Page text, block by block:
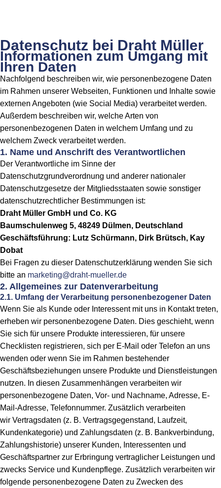
Datenschutz bei Draht Müller
Informationen zum Umgang mit
Ihren Daten
Nachfolgend beschreiben wir, wie personenbezogene Daten
im Rahmen unserer Webseiten, Funktionen und Inhalte sowie
externen Angeboten (wie Social Media) verarbeitet werden.
Außerdem beschreiben wir, welche Arten von
personenbezogenen Daten in welchem Umfang und zu
welchem Zweck verarbeitet werden.
1. Name und Anschrift des Verantwortlichen
Der Verantwortliche im Sinne der
Datenschutzgrundverordnung und anderer nationaler
Datenschutzgesetze der Mitgliedsstaaten sowie sonstiger
datenschutzrechtlicher Bestimmungen ist:
Draht Müller GmbH und Co. KG
Baumschulenweg 5, 48249 Dülmen, Deutschland
Geschäftsführung: Lutz Schürmann, Dirk Brütsch, Kay
Dobat
Bei Fragen zu dieser Datenschutzerklärung wenden Sie sich
bitte an marketing@draht-mueller.de
2. Allgemeines zur Datenverarbeitung
2.1. Umfang der Verarbeitung personenbezogener Daten
Wenn Sie als Kunde oder Interessent mit uns in Kontakt treten,
erheben wir personenbezogene Daten. Dies geschieht, wenn
Sie sich für unsere Produkte interessieren, für unsere
Checklisten registrieren, sich per E-Mail oder Telefon an uns
wenden oder wenn Sie im Rahmen bestehender
Geschäftsbeziehungen unsere Produkte und Dienstleistungen
nutzen. In diesen Zusammenhängen verarbeiten wir
personenbezogene Daten, Vor- und Nachname, Adresse, E-
Mail-Adresse, Telefonnummer. Zusätzlich verarbeiten
wir Vertragsdaten (z. B. Vertragsgegenstand, Laufzeit,
Kundenkategorie) und Zahlungsdaten (z. B. Bankverbindung,
Zahlungshistorie) unserer Kunden, Interessenten und
Geschäftspartner zur Erbringung vertraglicher Leistungen und
zwecks Service und Kundenpflege. Zusätzlich verarbeiten wir
folgende personenbezogene Daten zu Zwecken des